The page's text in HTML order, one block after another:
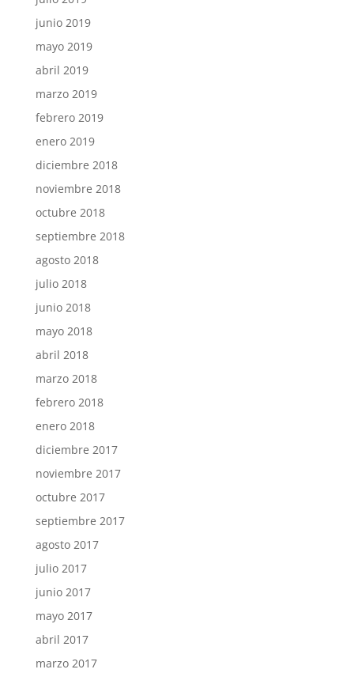
junio 2019
mayo 2019
abril 2019
marzo 2019
febrero 2019
enero 2019
diciembre 2018
noviembre 2018
octubre 2018
septiembre 2018
agosto 2018
julio 2018
junio 2018
mayo 2018
abril 2018
marzo 2018
febrero 2018
enero 2018
diciembre 2017
noviembre 2017
octubre 2017
septiembre 2017
agosto 2017
julio 2017
junio 2017
mayo 2017
abril 2017
marzo 2017